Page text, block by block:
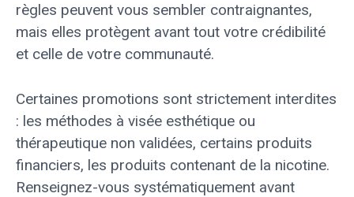
règles peuvent vous sembler contraignantes,
mais elles protègent avant tout votre crédibilité
et celle de votre communauté.
Certaines promotions sont strictement interdites
: les méthodes à visée esthétique ou
thérapeutique non validées, certains produits
financiers, les produits contenant de la nicotine.
Renseignez-vous systématiquement avant